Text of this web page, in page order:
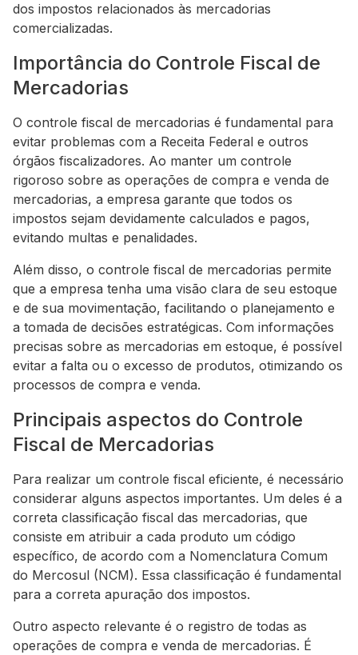
dos impostos relacionados às mercadorias
comercializadas.
Importância do Controle Fiscal de
Mercadorias
O controle fiscal de mercadorias é fundamental para
evitar problemas com a Receita Federal e outros
órgãos fiscalizadores. Ao manter um controle
rigoroso sobre as operações de compra e venda de
mercadorias, a empresa garante que todos os
impostos sejam devidamente calculados e pagos,
evitando multas e penalidades.
Além disso, o controle fiscal de mercadorias permite
que a empresa tenha uma visão clara de seu estoque
e de sua movimentação, facilitando o planejamento e
a tomada de decisões estratégicas. Com informações
precisas sobre as mercadorias em estoque, é possível
evitar a falta ou o excesso de produtos, otimizando os
processos de compra e venda.
Principais aspectos do Controle
Fiscal de Mercadorias
Para realizar um controle fiscal eficiente, é necessário
considerar alguns aspectos importantes. Um deles é a
correta classificação fiscal das mercadorias, que
consiste em atribuir a cada produto um código
específico, de acordo com a Nomenclatura Comum
do Mercosul (NCM). Essa classificação é fundamental
para a correta apuração dos impostos.
Outro aspecto relevante é o registro de todas as
operações de compra e venda de mercadorias. É